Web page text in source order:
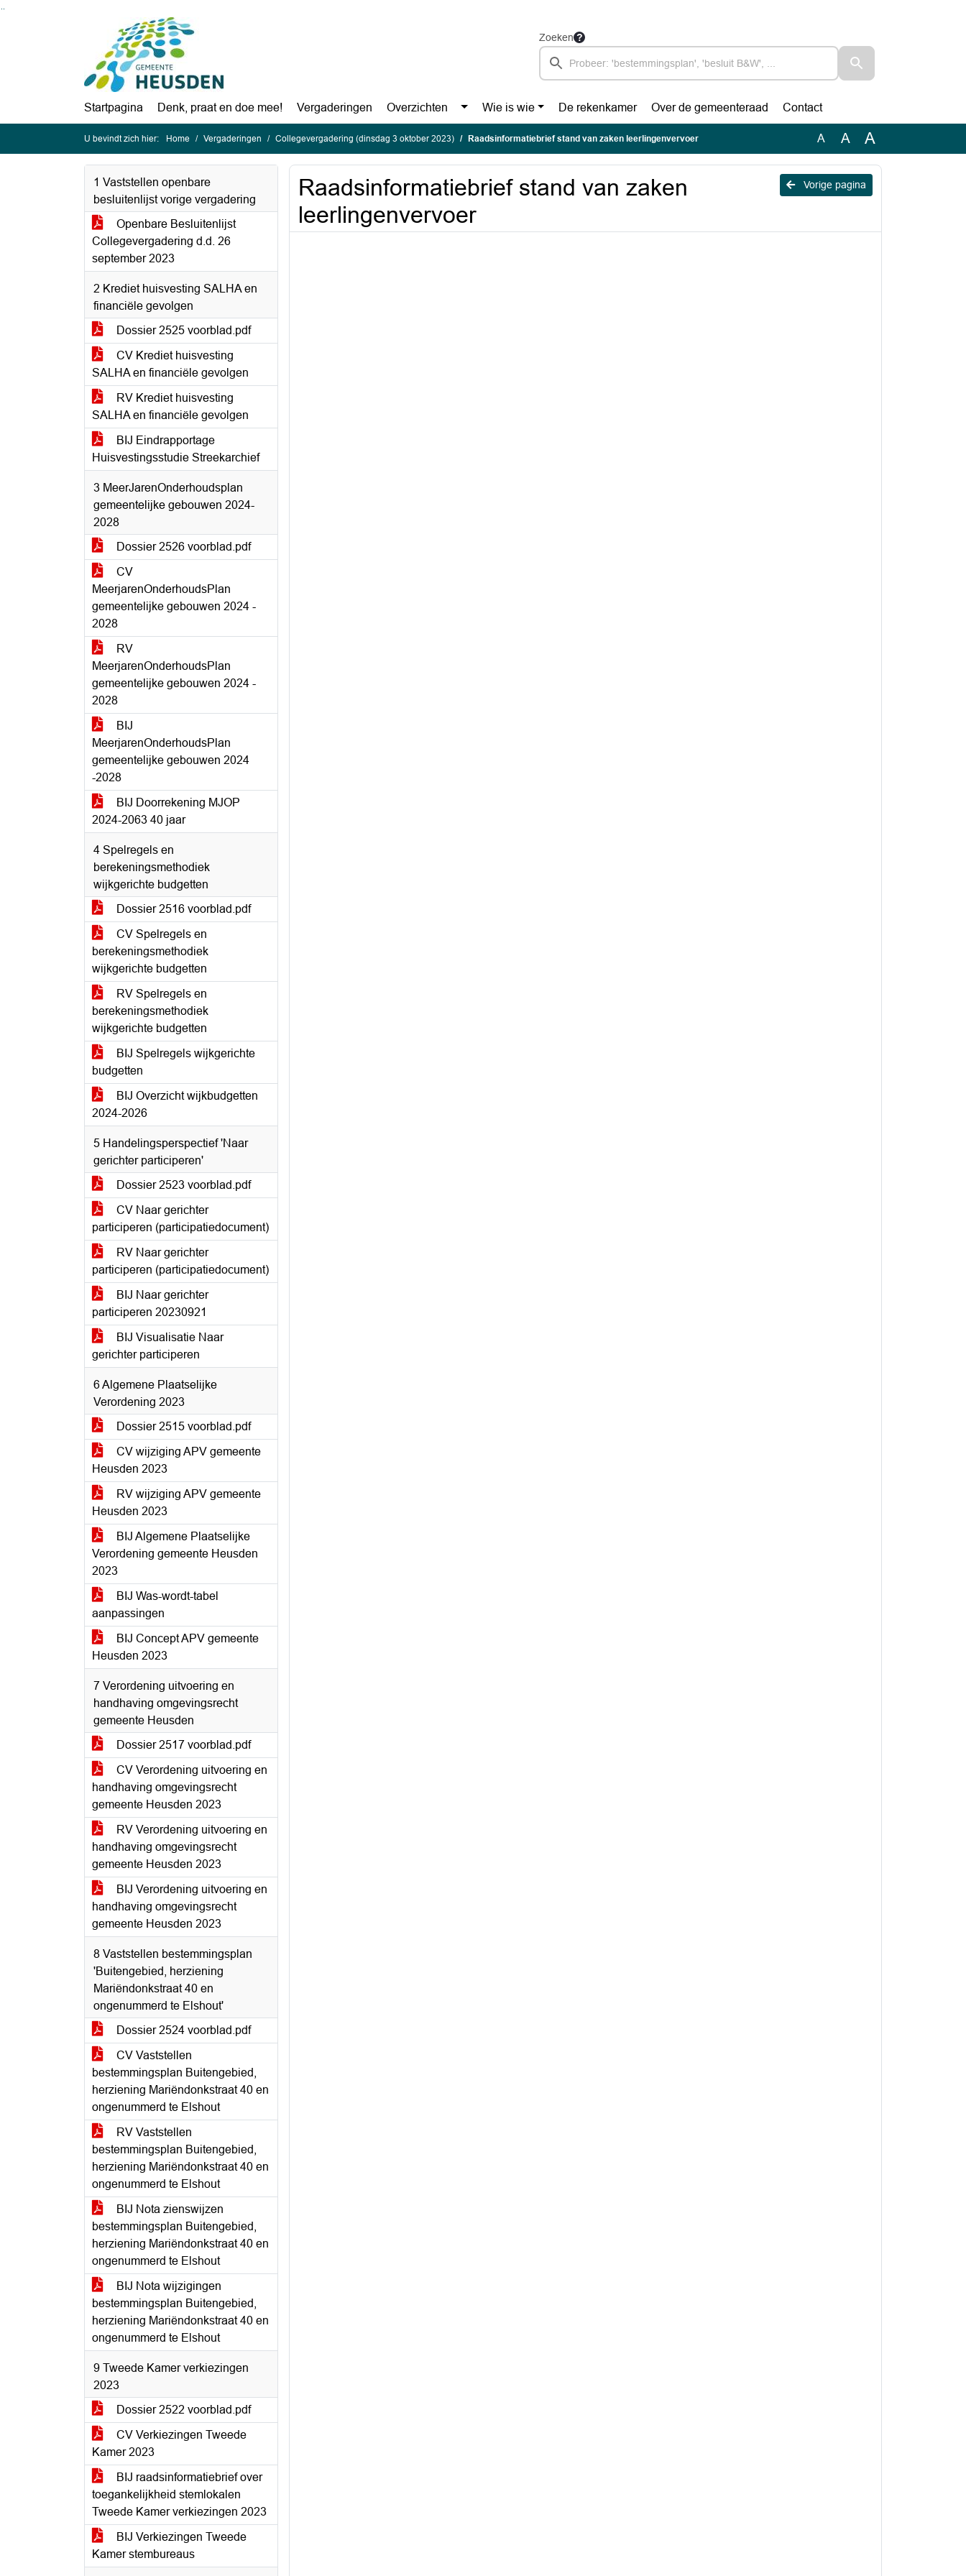
Ga naar de inhoud van deze pagina
Zoeken
Startpagina Denk, praat en doe mee! Vergaderingen Overzichten Wie is wie De rekenkamer Over de gemeenteraad Contact
U bevindt zich hier: Home Vergaderingen Collegevergadering (dinsdag 3 oktober 2023) Raadsinformatiebrief stand van zaken leerlingenvervoer A A A
1 Vaststellen openbare
besluitenlijst vorige vergadering
Openbare Besluitenlijst
Collegevergadering d.d. 26
september 2023
2 Krediet huisvesting SALHA en
financiële gevolgen
Dossier 2525 voorblad.pdf
CV Krediet huisvesting
SALHA en financiële gevolgen
RV Krediet huisvesting
SALHA en financiële gevolgen
BIJ Eindrapportage
Huisvestingsstudie Streekarchief
3 MeerJarenOnderhoudsplan
gemeentelijke gebouwen 2024-
2028
Dossier 2526 voorblad.pdf
CV
MeerjarenOnderhoudsPlan
gemeentelijke gebouwen 2024 -
2028
RV
MeerjarenOnderhoudsPlan
gemeentelijke gebouwen 2024 -
2028
BIJ
MeerjarenOnderhoudsPlan
gemeentelijke gebouwen 2024
-2028
BIJ Doorrekening MJOP
2024-2063 40 jaar
4 Spelregels en
berekeningsmethodiek
wijkgerichte budgetten
Dossier 2516 voorblad.pdf
CV Spelregels en
berekeningsmethodiek
wijkgerichte budgetten
RV Spelregels en
berekeningsmethodiek
wijkgerichte budgetten
BIJ Spelregels wijkgerichte
budgetten
BIJ Overzicht wijkbudgetten
2024-2026
5 Handelingsperspectief 'Naar
gerichter participeren'
Dossier 2523 voorblad.pdf
CV Naar gerichter
participeren (participatiedocument)
RV Naar gerichter
participeren (participatiedocument)
BIJ Naar gerichter
participeren 20230921
BIJ Visualisatie Naar
gerichter participeren
6 Algemene Plaatselijke
Verordening 2023
Dossier 2515 voorblad.pdf
CV wijziging APV gemeente
Heusden 2023
RV wijziging APV gemeente
Heusden 2023
BIJ Algemene Plaatselijke
Verordening gemeente Heusden
2023
BIJ Was-wordt-tabel
aanpassingen
BIJ Concept APV gemeente
Heusden 2023
7 Verordening uitvoering en
handhaving omgevingsrecht
gemeente Heusden
Dossier 2517 voorblad.pdf
CV Verordening uitvoering en
handhaving omgevingsrecht
gemeente Heusden 2023
RV Verordening uitvoering en
handhaving omgevingsrecht
gemeente Heusden 2023
BIJ Verordening uitvoering en
handhaving omgevingsrecht
gemeente Heusden 2023
8 Vaststellen bestemmingsplan
'Buitengebied, herziening
Mariëndonkstraat 40 en
ongenummerd te Elshout'
Dossier 2524 voorblad.pdf
CV Vaststellen
bestemmingsplan Buitengebied,
herziening Mariëndonkstraat 40 en
ongenummerd te Elshout
RV Vaststellen
bestemmingsplan Buitengebied,
herziening Mariëndonkstraat 40 en
ongenummerd te Elshout
BIJ Nota zienswijzen
bestemmingsplan Buitengebied,
herziening Mariëndonkstraat 40 en
ongenummerd te Elshout
BIJ Nota wijzigingen
bestemmingsplan Buitengebied,
herziening Mariëndonkstraat 40 en
ongenummerd te Elshout
9 Tweede Kamer verkiezingen
2023
Dossier 2522 voorblad.pdf
CV Verkiezingen Tweede
Kamer 2023
BIJ raadsinformatiebrief over
toegankelijkheid stemlokalen
Tweede Kamer verkiezingen 2023
BIJ Verkiezingen Tweede
Kamer stembureaus
Vorige pagina
Raadsinformatiebrief stand van zaken
leerlingenvervoer